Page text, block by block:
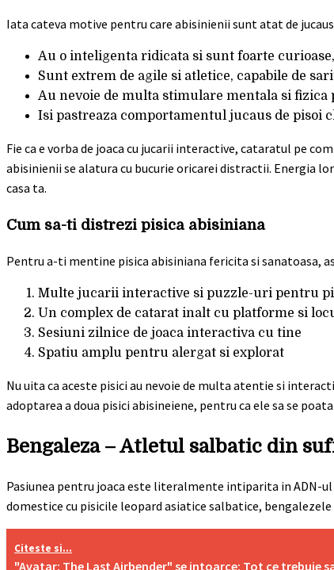
Iata cateva motive pentru care abisinienii sunt atat de
Au o inteligenta ridicata si sunt foarte
Sunt extrem de agile si atletice, capabile de
Au nevoie de multa stimulare mentala si
Isi pastreaza comportamentul jucaus de pisoi
Fie ca e vorba de joaca cu jucarii interactive, cataratul pe
abisinienii se alatura cu bucurie oricarei distractii. Energia
casa ta.
Cum sa-ti distrezi pisica abisiniana
Pentru a-ti mentine pisica abisiniana fericita si sanatoasa,
Multe jucarii interactive si puzzle-uri pentru
Un complex de catarat inalt cu platforme si
Sesiuni zilnice de joaca interactiva cu tine
Spatiu amplu pentru alergat si explorat
Nu uita ca aceste pisici au nevoie de multa atentie si
adoptarea a doua pisici abisineiene, pentru ca ele sa se
Bengaleza – Atletul salbatic din
Pasiunea pentru joaca este literalmente intiparita in ADN-
domestice cu pisicile leopard asiatice salbatice,
Citeste si...
"Avatar: The Last Airbender" se intoarce: Tot ce trebuie